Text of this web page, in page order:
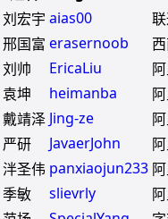
刘宏宇 aias00
邢国富 erasernoob
刘帅
EricaLiu
袁坤
heimanba
戴靖泽 Jing-ze
严研
JavaerJohn
泮圣伟 panxiaojun233
季敏
slievrly